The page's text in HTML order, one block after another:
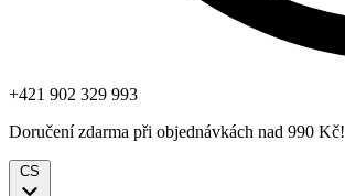
+421 902 329 993
Doručení zdarma při objednávkách nad 990 Kč!
CS